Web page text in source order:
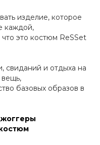
изделие, которое
каждой,
это костюм ReSSet
свиданий и отдыха на
вещь,
базовых образов в